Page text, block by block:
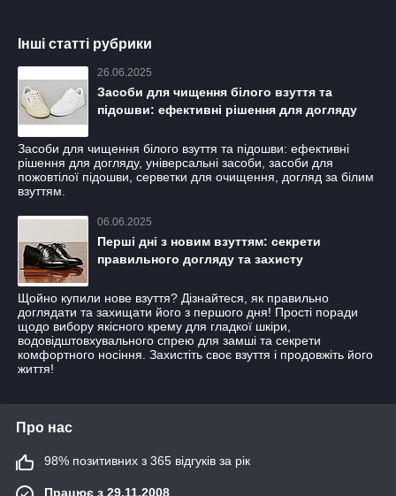
Інші статті рубрики
26.06.2025
Засоби для чищення білого взуття та
підошви: ефективні рішення для догляду
Засоби для чищення білого взуття та підошви: ефективні
рішення для догляду, універсальні засоби, засоби для
пожовтілої підошви, серветки для очищення, догляд за білим
взуттям.
06.06.2025
Перші дні з новим взуттям: секрети
правильного догляду та захисту
Щойно купили нове взуття? Дізнайтеся, як правильно
доглядати та захищати його з першого дня! Простi поради
щодо вибору якісного крему для гладкої шкіри,
водовідштовхувального спрею для замші та секрети
комфортного носіння. Захистіть своє взуття і продовжіть його
життя!
Про нас
98% позитивних з 365 відгуків за рік
Працює з 29.11.2008